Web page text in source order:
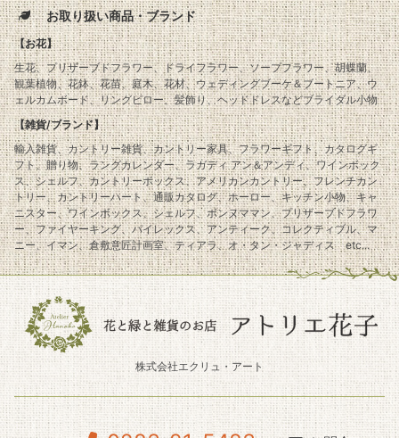
お取り扱い商品・ブランド
【お花】
生花、プリザーブドフラワー、ドライフラワー、ソープフラワー、胡蝶蘭、
観葉植物、花鉢、花苗、庭木、花材、ウェディングブーケ＆ブートニア、ウ
ェルカムボード、リングピロー、髪飾り、ヘッドドレスなどブライダル小物
【雑貨/ブランド】
輸入雑貨、カントリー雑貨、カントリー家具、フラワーギフト、カタログギ
フト、贈り物、ラングカレンダー、ラガディ アン＆アンディ、ワインボック
ス、シェルフ、カントリーボックス、アメリカンカントリー、フレンチカン
トリー、カントリーハート、通販カタログ、ホーロー、キッチン小物、キャ
ニスター、ワインボックス、シェルフ、ボンヌママン、プリザーブドフラワ
ー、ファイヤーキング、パイレックス、アンティーク、コレクティブル、マ
ニー、イマン、倉敷意匠計画室、ティアラ、オ・タン・ジャディス etc...
株式会社エクリュ・アート